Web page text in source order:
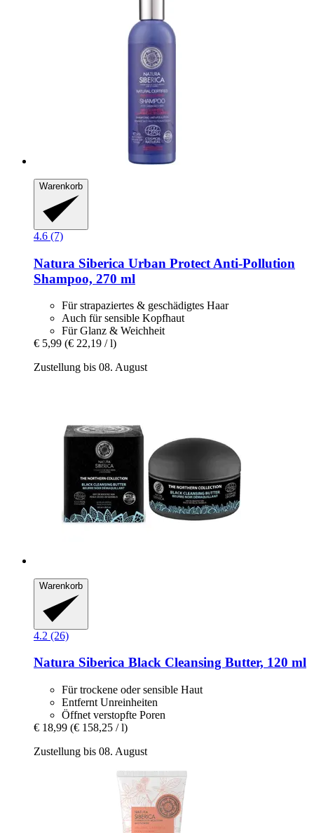
Warenkorb
4.6 (7)
Natura Siberica Urban Protect Anti-​Pollution
Shampoo, 270 ml
Für strapaziertes & geschädigtes Haar
Auch für sensible Kopfhaut
Für Glanz & Weichheit
€ 5,99 (€ 22,19 / l)
Zustellung bis 08. August
Warenkorb
4.2 (26)
Natura Siberica Black Cleansing Butter, 120 ml
Für trockene oder sensible Haut
Entfernt Unreinheiten
Öffnet verstopfte Poren
€ 18,99 (€ 158,25 / l)
Zustellung bis 08. August